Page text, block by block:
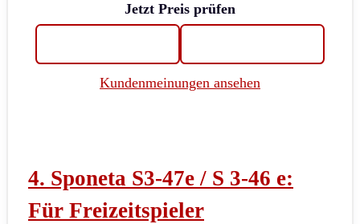
Jetzt Preis prüfen
Kundenmeinungen ansehen
4. Sponeta S3-47e / S 3-46 e:
Für Freizeitspieler